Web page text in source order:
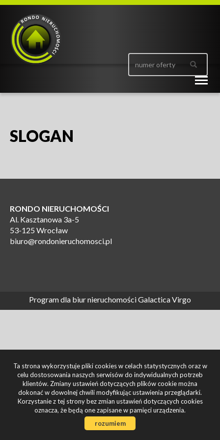
SLOGAN
RONDO NIERUCHOMOŚCI
Al. Kasztanowa 3a-5
53-125 Wrocław
biuro@rondonieruchomosci.pl
Program dla biur nieruchomościGalactica Virgo
Ta strona wykorzystuje pliki cookies w celach statystycznych oraz w
celu dostosowania naszych serwisów do indywidualnych potrzeb
klientów. Zmiany ustawień dotyczących plików cookie można
dokonać w dowolnej chwili modyfikując ustawienia przeglądarki.
Korzystanie z tej strony bez zmian ustawień dotyczących cookies
oznacza, że będą one zapisane w pamięci urządzenia.
rozumiem